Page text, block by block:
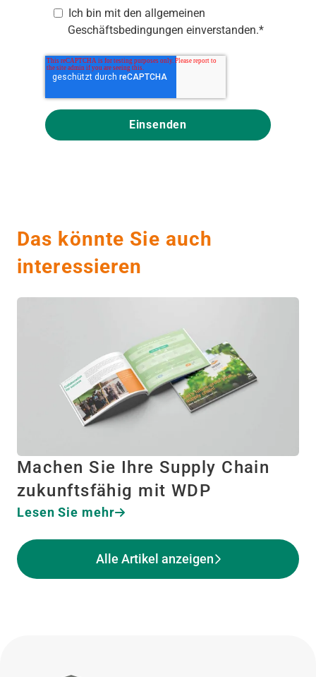
Ich bin mit den allgemeinen
Geschäftsbedingungen einverstanden.*
Das könnte Sie auch
interessieren
Machen Sie Ihre Supply Chain
zukunftsfähig mit WDP
Lesen Sie mehr
Alle Artikel anzeigen